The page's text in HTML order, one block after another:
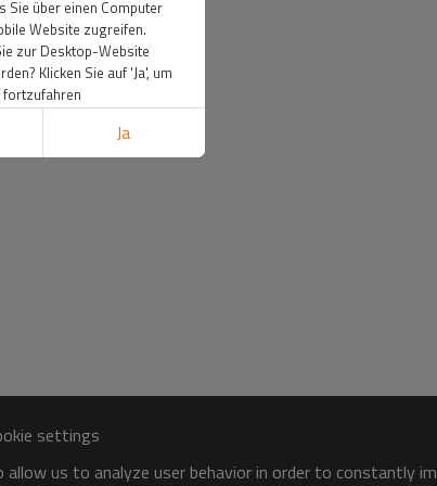
settings
us to analyze user behavior in order to constantly
Sie über einen Computer
Website zugreifen.
zur Desktop-Website
Klicken Sie auf 'Ja', um
fortzufahren
Ja